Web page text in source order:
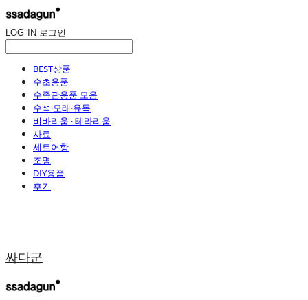
LOG IN 로그인
BEST상품
수초용품
수족관용품 모음
수석·모래·유목
비바리움 · 테라리움
사료
세트어항
조명
DIY용품
후기
싸다군